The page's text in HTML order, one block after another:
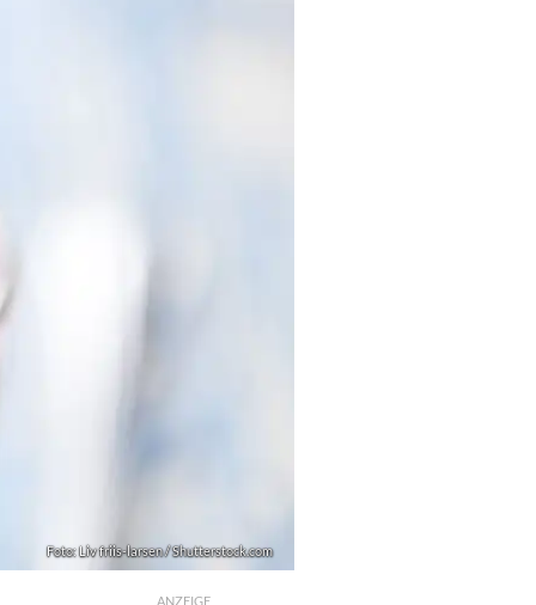
Foto: Liv friis-larsen / Shutterstock.com
ANZEIGE